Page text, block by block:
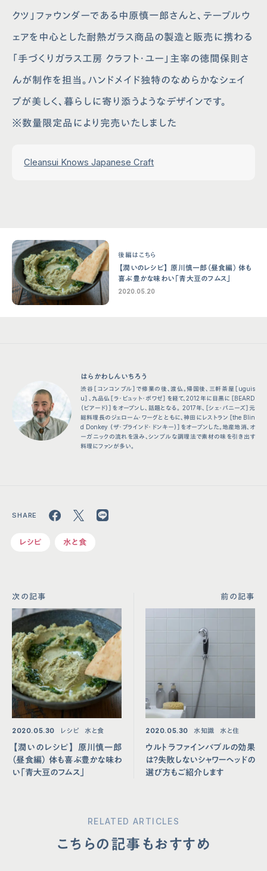
クツ」ファウンダーである中原慎一郎さんと、テーブルウ
ェアを中心とした耐熱ガラス商品の製造と販売に携わる
「手づくりガラス工房 クラフト・ユー」主宰の徳間保則さ
んが制作を担当。ハンドメイド独特のなめらかなシェイ
プが美しく、暮らしに寄り添うようなデザインです。
※数量限定品により完売いたしました
Cleansui Knows Japanese Craft
後編はこちら
【潤いのレシピ】 原川慎⼀郎（昼⾷編） 体も
喜ぶ豊かな味わい「⻘⼤⾖のフムス」
2020.05.20
はらかわしんいちろう
渋谷［コンコンブル］で修業の後、渡仏。帰国後、三軒茶屋［uguis
u］、九品仏［ラ・ビュット・ボワゼ］を経て、2012年に目黒に［BEARD
（ビアード）］をオープンし、話題となる。 2017年、［シェ・パニーズ］元
総料理長のジェローム・ワーグとともに、神田にレストラン［the Blin
d Donkey （ザ・ブラインド・ドンキー）］をオープンした。地産地消、オ
ーガニックの流れを汲み、シンプルな調理法で素材の味を引き出す
料理にファンが多い。
レシピ 水と食
次の記事
2020.05.30 レシピ 水と食
【潤いのレシピ】 原川慎⼀郎
（昼⾷編） 体も喜ぶ豊かな味わ
い「⻘⼤⾖のフムス」
前の記事
2020.05.30 水知識 水と住
ウルトラファインバブルの効果
は？失敗しないシャワーヘッドの
選び方もご紹介します
RELATED ARTICLES
こちらの記事もおすすめ